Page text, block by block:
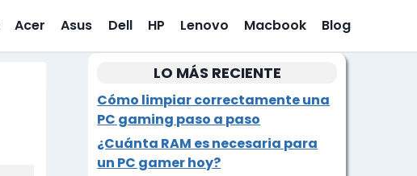
Acer Asus Dell HP Lenovo Macbook Blog
LO MÁS RECIENTE
Cómo limpiar correctamente una
PC gaming paso a paso
¿Cuánta RAM es necesaria para
un PC gamer hoy?